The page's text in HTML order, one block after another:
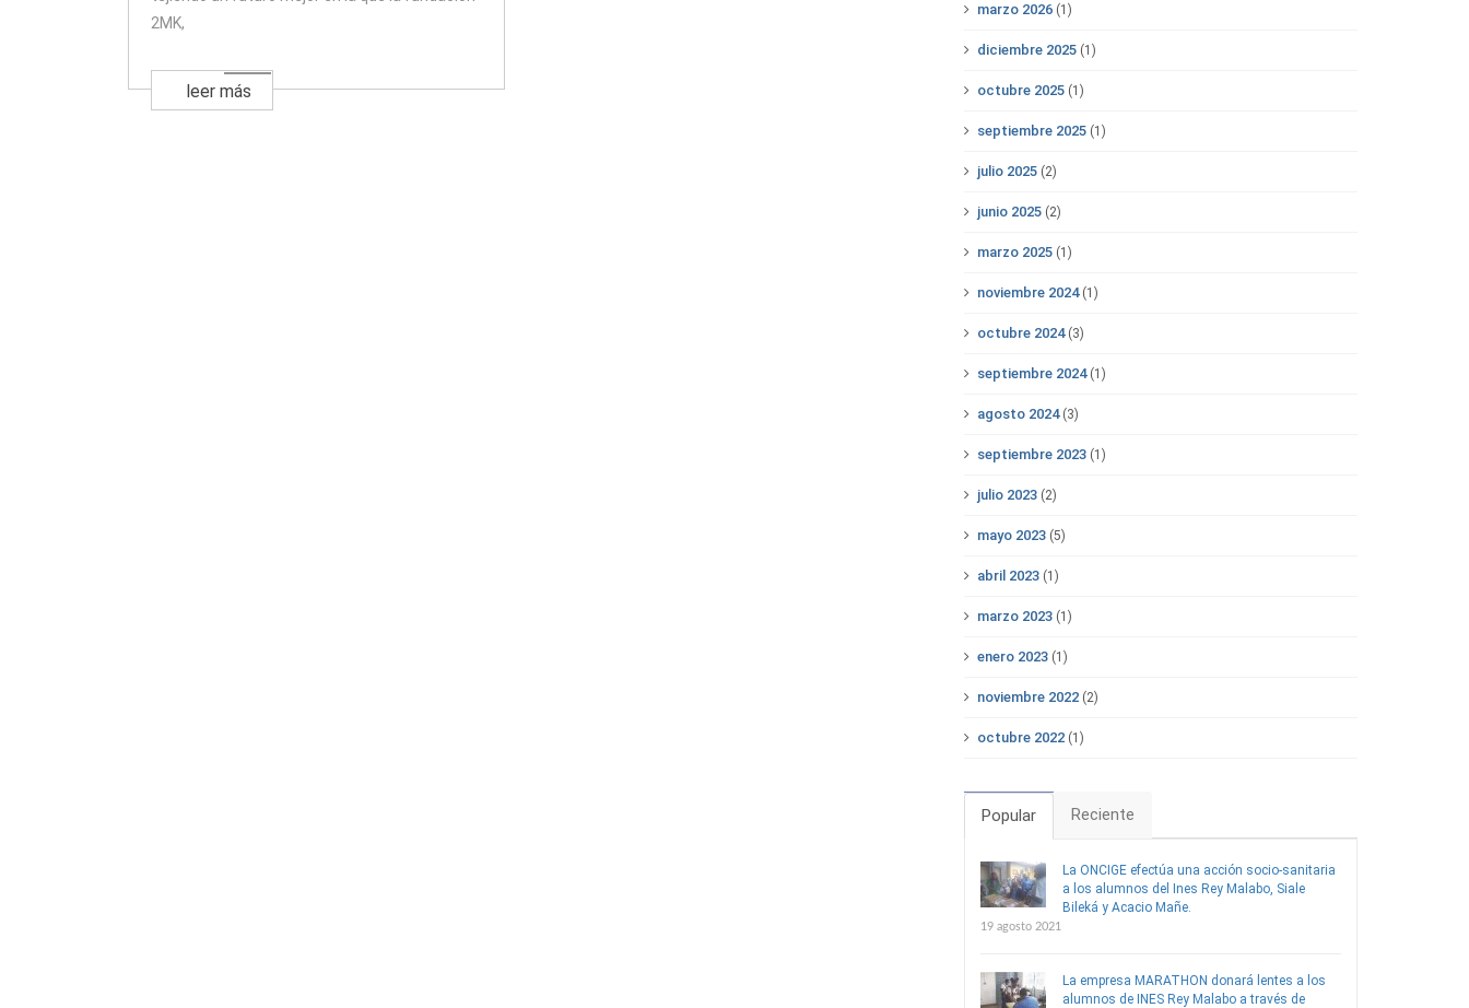
2MK,
leer más
marzo 2026 (1)
diciembre 2025 (1)
octubre 2025 (1)
septiembre 2025 (1)
julio 2025 (2)
junio 2025 (2)
marzo 2025 (1)
noviembre 2024(1)
octubre 2024(3)
septiembre 2024(1)
agosto 2024(3)
septiembre 2023 (1)
julio 2023 (2)
mayo 2023 (5)
abril 2023 (1)
marzo 2023 (1)
enero 2023 (1)
noviembre 2022 (2)
octubre 2022 (1)
Popular Reciente
La ONCIGE efectúa una acción socio-sanitaria
a los alumnos del Ines Rey Malabo, Siale
Bileká y Acacio Mañe.
19 agosto 2021
La empresa MARATHON donará lentes a los
alumnos de INES Rey Malabo a través de